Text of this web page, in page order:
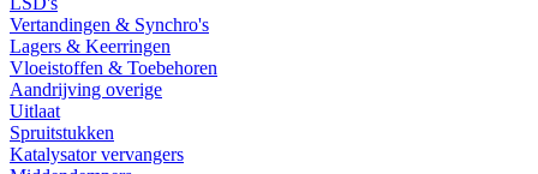
Vertandingen & Synchro's
Lagers & Keerringen
Vloeistoffen & Toebehoren
Aandrijving overige
Uitlaat
Spruitstukken
Katalysator vervangers